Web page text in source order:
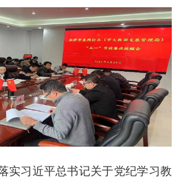
实习近平总书记关于党纪学习教